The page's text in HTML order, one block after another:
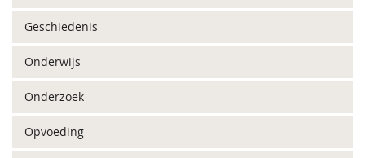
Geschiedenis
Onderwijs
Onderzoek
Opvoeding